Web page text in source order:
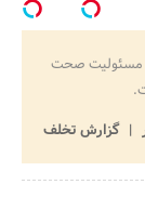
مسئولیت صحت
گزارش تخلف